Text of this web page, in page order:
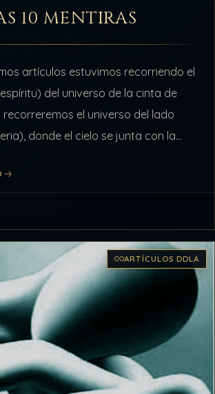
10 MENTIRAS
artículos estuvimos recorriendo el
del universo de la cinta de
recorreremos el universo del lado
donde el cielo se junta con la
ARTÍCULOS DDLA